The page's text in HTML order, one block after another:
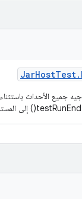
JarHostTest.
جميع الأحداث باستثناء